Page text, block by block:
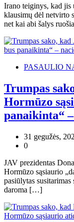
Irano teiginys, kad jis
klausimų dėl netvirto
net kai abi šalys
PASAULIO
Trumpas
Hormūzo
panaikinta“
31 gegužės,
0
JAV prezidentas
Hormūzo sąsiaurio
pasiūlytas
daroma […]